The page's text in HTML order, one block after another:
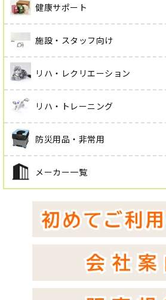
健康サポート
施設・スタッフ向け
リハ・レクリエーション
リハ・トレーニング
防災用品・非常用
メーカー一覧